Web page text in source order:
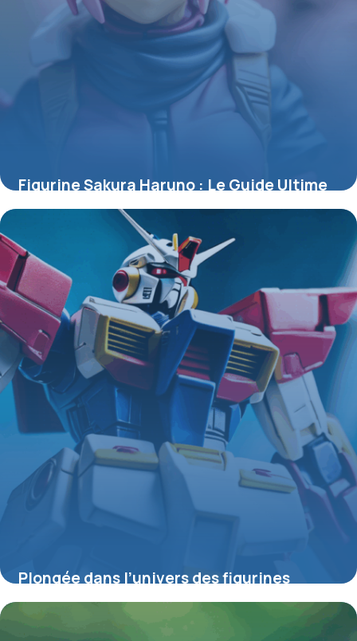
Figurine Sakura Haruno : Le Guide Ultime
pour Collectionneurs et Passionnés
Plongée dans l’univers des figurines
Gundam : entre passion, collection et